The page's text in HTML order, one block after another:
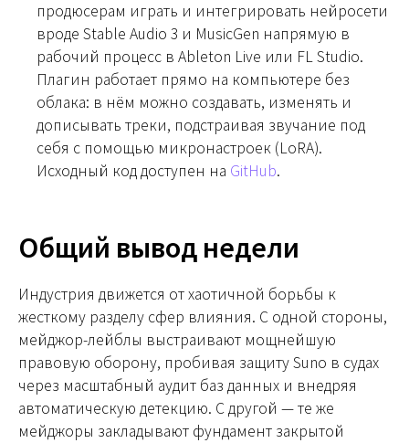
продюсерам играть и интегрировать нейросети
вроде Stable Audio 3 и MusicGen напрямую в
рабочий процесс в Ableton Live или FL Studio.
Плагин работает прямо на компьютере без
облака: в нём можно создавать, изменять и
дописывать треки, подстраивая звучание под
себя с помощью микронастроек (LoRA).
Исходный код доступен на GitHub.
Общий вывод недели
Индустрия движется от хаотичной борьбы к
жесткому разделу сфер влияния. С одной стороны,
мейджор-лейблы выстраивают мощнейшую
правовую оборону, пробивая защиту Suno в судах
через масштабный аудит баз данных и внедряя
автоматическую детекцию. С другой — те же
мейджоры закладывают фундамент закрытой